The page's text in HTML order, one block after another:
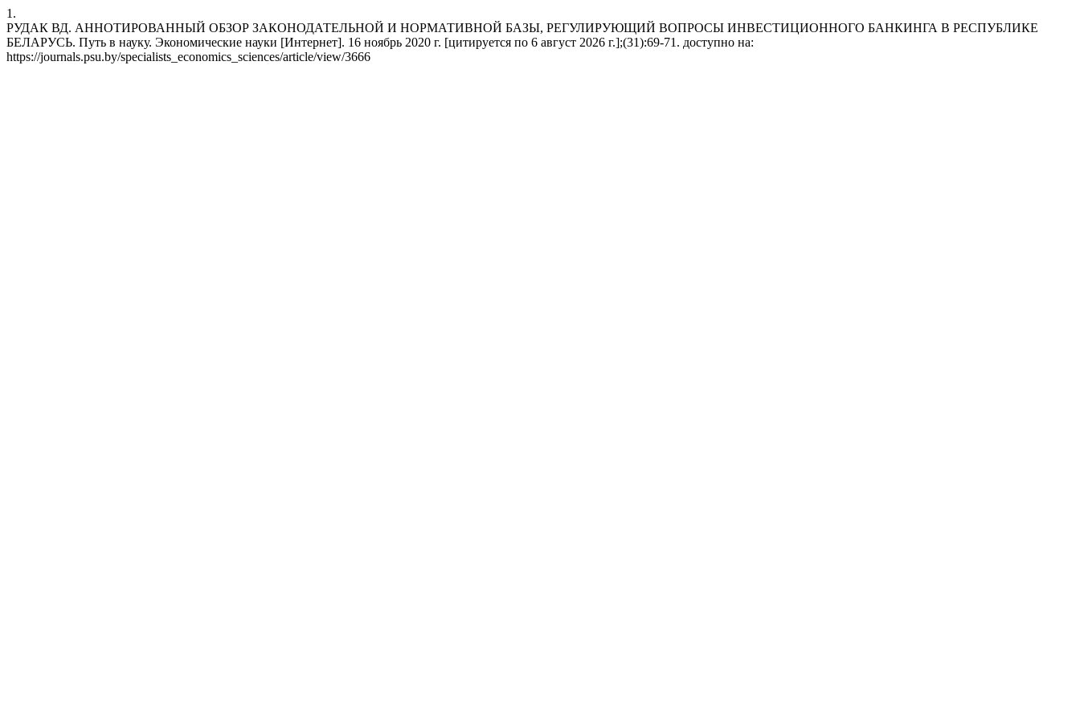
1.
РУДАК ВД. АННОТИРОВАННЫЙ ОБЗОР ЗАКОНОДАТЕЛЬНОЙ И НОРМАТИВНОЙ БАЗЫ, РЕГУЛИРУЮЩИЙ ВОПРОСЫ ИНВЕСТИЦИОННОГО БАНКИНГА В РЕСПУБЛИКЕ
БЕЛАРУСЬ. Путь в науку. Экономические науки [Интернет]. 16 ноябрь 2020 г. [цитируется по 6 август 2026 г.];(31):69-71. доступно на:
https://journals.psu.by/specialists_economics_sciences/article/view/3666